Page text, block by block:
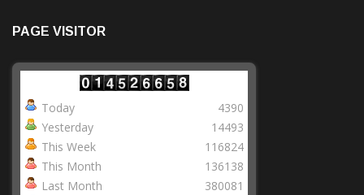
PAGE VISITOR
Today
Yesterday
This Week
This Month
Last Month
4390
14493
116824
136138
380081